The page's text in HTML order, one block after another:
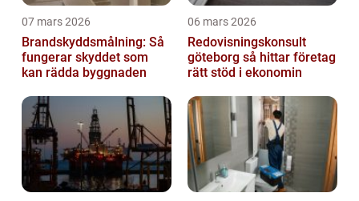
07 mars 2026
Brandskyddsmålning: Så
fungerar skyddet som
kan rädda byggnaden
06 mars 2026
Redovisningskonsult
göteborg så hittar företag
rätt stöd i ekonomin